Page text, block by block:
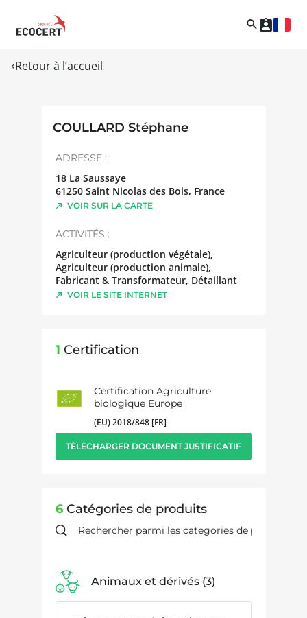
Retour à l’accueil
COULLARD Stéphane
ADRESSE :
18 La Saussaye
61250 Saint Nicolas des Bois, France
VOIR SUR LA CARTE
ACTIVITÉS :
Agriculteur (production végétale),
Agriculteur (production animale),
Fabricant & Transformateur, Détaillant
VOIR LE SITE INTERNET
1 Certification
Certification Agriculture
biologique Europe
(EU) 2018/848 [FR]
TÉLÉCHARGER DOCUMENT JUSTIFICATIF
6Catégories de produits
Animaux et dérivés 3